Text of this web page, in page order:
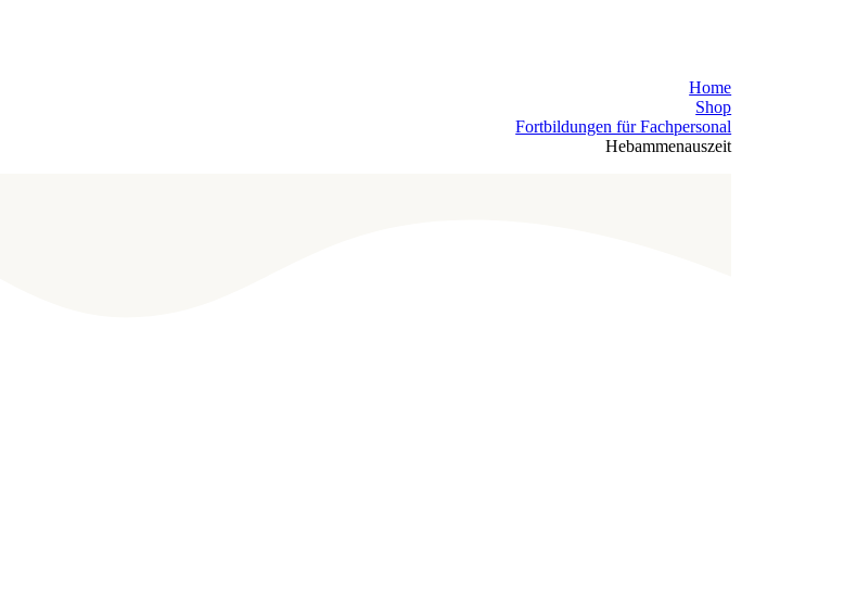
Home
Shop
Fortbildungen für Fachpersonal
Hebammenauszeit